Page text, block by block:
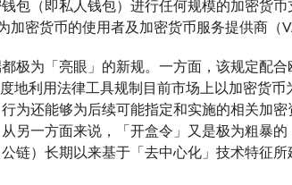
包（即私人钱包）进行任何规模的加密货
密货币的使用者及加密货币服务提供商（
极为「亮眼」的新规。一方面，该规定配
地利用法律工具规制目前市场上以加密货
为还能够为后续可能指定和实施的相关加
另一方面来说，「开盒令」又是极为粗暴
链）长期以来基于「去中心化」技术特征